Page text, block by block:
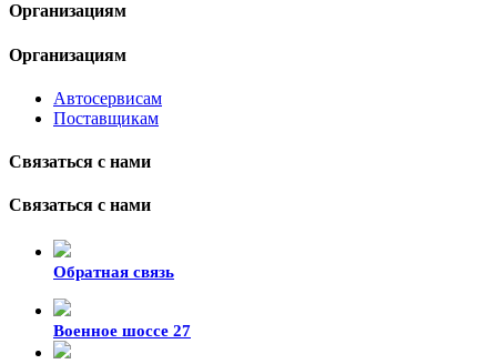
Организациям
Организациям
Автосервисам
Поставщикам
Связаться с нами
Связаться с нами
Обратная связь
Военное шоссе 27